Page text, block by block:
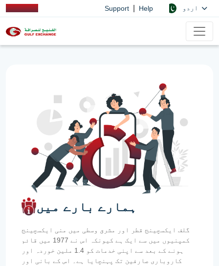
Support Help
ہمارے بارے میں
گلف ایکسچینج قطر اور مشرق وسطی میں منی ایکسچینج
کمپنیوں میں سے ایک ہے کیونکہ اس نے 1977 میں قائم
ہونے کے بعد سے اپنی خدمات کو 1.4 ملین خوردہ اور
کاروباری صارفین تک پہنچایا ہے۔ اس کے بانی اور